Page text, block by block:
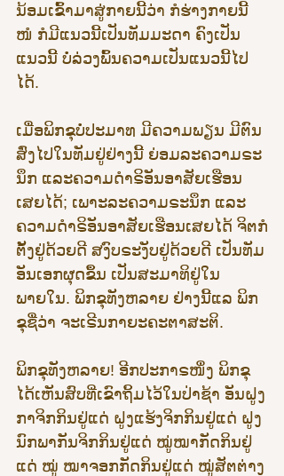
ນ້ອມເຂົ້າມາສູ່ກາຍນີ້ວ່າ ກໍຮ່າງກາຍນີ້
ໜໍ ກໍມີແນວນີ້ເປັນທັມມະດາ ຄົງເປັນ
ແນວນີ້ ບໍ່ລ່ວງພົ້ນຄວາມເປັນແນວນີ້ໄປ
ໄດ້.
ເມື່ອພິກຂຸບໍ່ປະມາທ ມີຄວາມພຽນ ມີຕົນ
ສົ່ງໄປໃນທັມຢູ່ຢ່າງນີ້ ຍ່ອມລະຄວາມຣະ
ນຶກ ແລະຄວາມດຳຣິອັນອາສັຍເຮືອນ
ເສຍໄດ້; ເພາະລະຄວາມຣະນຶກ ແລະ
ຄວາມດຳຣິອັນອາສັຍເຮືອນເສຍໄດ້ ຈິຕກໍ
ຕັ້ງຢູ່ດ້ວຍດີ ສງົບຣະງັບຢູ່ດ້ວຍດີ ເປັນທັມ
ອັນເອກຜຸດຂຶ້ນ ເປັນສະມາທິຢູ່ໃນ
ພາຍໃນ. ພິກຂຸທັງຫລາຍ ຢ່າງນີ້ແລ ພິກ
ຂຸຊື່ວ່າ ຈະເຣີນກາຍະຄະຕາສະຕິ.
ພິກຂຸທັງຫລາຍ! ອີກປະກາຣໜຶ່ງ ພິກຂຸ
ໄດ້ເຫັນສົບທີ່ເຂົາຖິ້ມໄວ້ໃນປ່າຊ້າ ອັນຝູງ
ກາຈິກກິນຢູ່ແດ່ ຝູງແຮ້ງຈິກກິນຢູ່ແດ່ ຝູງ
ນົກພາກັນຈິກກິນຢູ່ແດ່ ໝູ່ໝາກັດກິນຢູ່
ແດ່ ໝູ່ ໝາຈອກກັດກິນຢູ່ແດ່ ໝູ່ສັຕຕ່າງ